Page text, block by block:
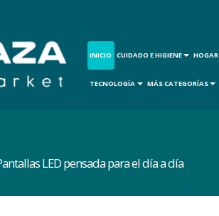
INICIO CUIDADO E HIGIENE HOGAR
TECNOLOGÍA MÁS CATEGORÍAS
LED pensada para el día a día